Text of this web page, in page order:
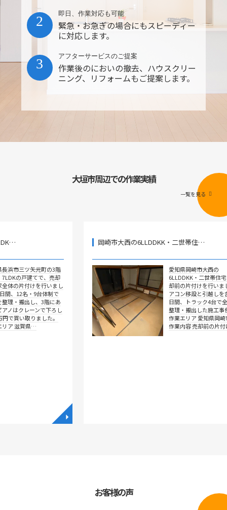
即日、作業対応も可能
緊急・お急ぎの場合にもスピーディー
に対応します。
2
アフターサービスのご提案
作業後のにおいの撤去、ハウスクリー
ニング、リフォームもご提案します。
3
大垣市周辺での作業実績
一覧を見る
元町の3階
てで、売却
を行いまし
9台体制で
、3階にあ
ンで下ろし
ました。
…
岡崎市大西の6LLDDKK・二世帯住…
愛知県岡崎市大西の
6LLDDKK・二世帯住宅で、売
却前の片付けを行いました。エ
アコン移設と引越しを含めて4
日間、トラック4台で全部屋を
整理・搬出した施工事例です。
作業エリア 愛知県岡崎市大西
作業内容 売却前の片付け …
お客様の声